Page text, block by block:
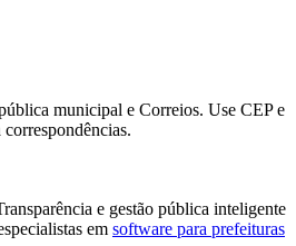
municipal e Correios. Use CEP e
e gestão pública inteligente
em software para prefeituras